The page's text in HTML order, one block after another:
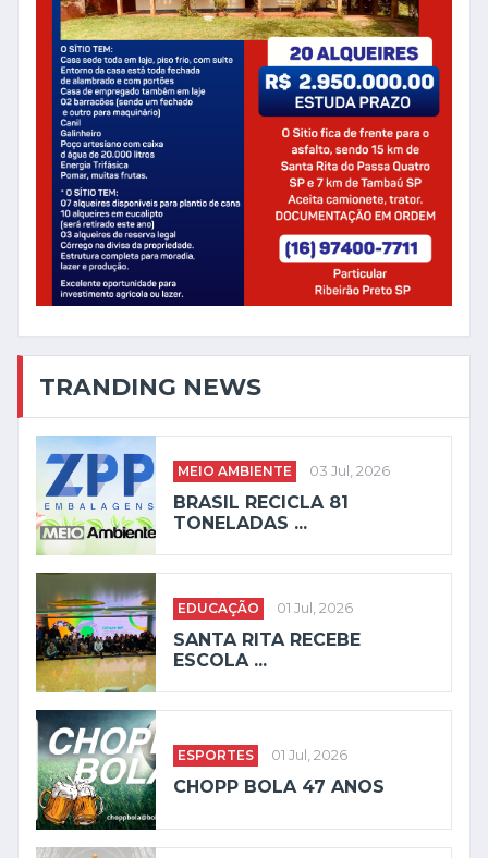
TRANDING NEWS
MEIO AMBIENTE 03 Jul, 2026
BRASIL RECICLA 81
TONELADAS ...
EDUCAÇÃO 01 Jul, 2026
SANTA RITA RECEBE
ESCOLA ...
ESPORTES 01 Jul, 2026
CHOPP BOLA 47 ANOS